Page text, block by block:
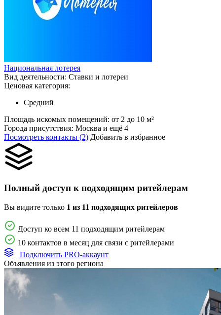
Национальная лотерея
Вид деятельности: Ставки и лотереи
Ценовая категория:
Средний
Площадь искомых помещений: от 2 до 10 м²
Города присутствия: Москва и ещё 4
Посмотреть контакты (2) Добавить в избранное
Полный доступ к подходящим ритейлерам
Вы видите только 1 из 11 подходящих ритейлеров
Доступ ко всем 11 подходящим ритейлерам
10 контактов в месяц для связи с ритейлерами
Подключить PRO-аккаунт
Объявления из этого региона